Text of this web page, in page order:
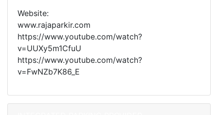
Website:
www.rajaparkir.com
https://www.youtube.com/watch?
v=UUXy5m1CfuU
https://www.youtube.com/watch?
v=FwNZb7K86_E